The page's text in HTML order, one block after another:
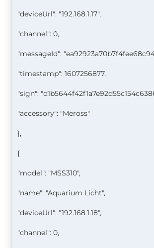
"deviceUrl": "192.168.1.17",
"channel": 0,
"messageId":
"timestamp": 1607256877,
"sign":
"accessory": "Meross"
},
{
"model": "MSS310",
"name": "Aquarium Licht",
"deviceUrl": "192.168.1.18",
"channel": 0,